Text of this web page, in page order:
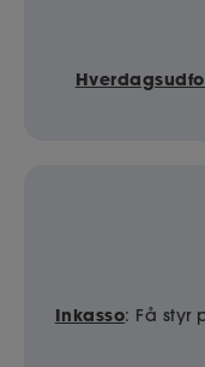
Inkasso: Få styr